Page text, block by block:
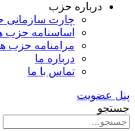
درباره حزب
چارت سازمانی
اساسنامه حزب
مرامنامه حزب
درباره ما
تماس با ما
پنل عضویت
جستجو